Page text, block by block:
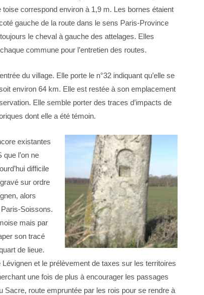
correspond environ à 1,9 m. Les bornes étaient
gauche de la route dans le sens Paris-Province
le cheval à gauche des attelages. Elles
commune pour l’entretien des routes.
du village. Elle porte le n°32 indiquant qu’elle se
environ 64 km. Elle est restée à son emplacement
Elle semble porter des traces d’impacts de
dont elle a été témoin.
existantes
l’on ne
difficile
sur ordre
alors
Soissons.
mais par
son tracé
de lieue.
et le prélèvement de taxes sur les territoires
une fois de plus à encourager les passages
Sacre, route empruntée par les rois pour se rendre à